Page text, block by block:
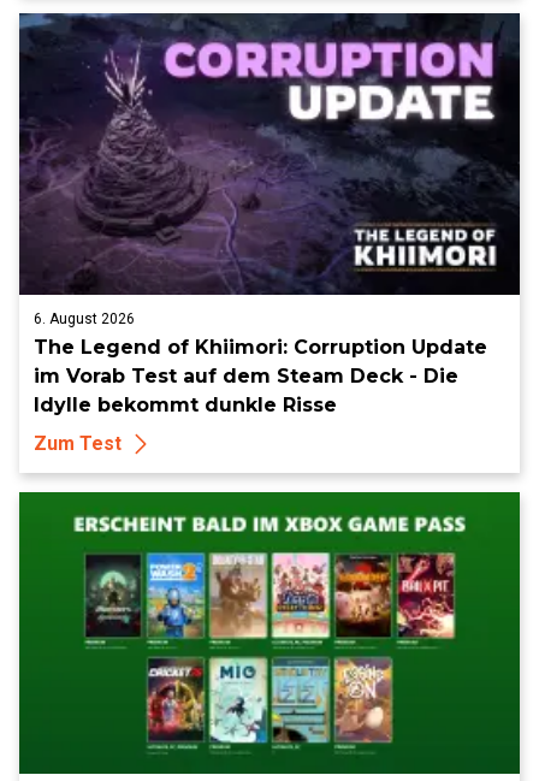
6. August 2026
The Legend of Khiimori: Corruption Update
im Vorab Test auf dem Steam Deck - Die
Idylle bekommt dunkle Risse
Zum Test